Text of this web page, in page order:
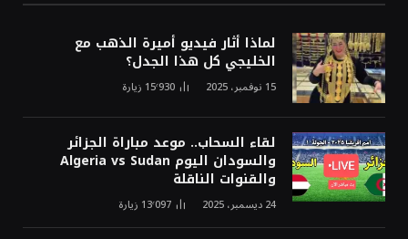
لماذا أثار فيديو أميرة الذهب مع
الخليجي كل هذا الجدل؟
15 نوفمبر، 2025 15٬930 زيارة
لقاء السحاب.. موعد مباراة الجزائر
والسودان اليوم Algeria vs Sudan
والقنوات الناقلة
24 ديسمبر، 2025 13٬097 زيارة